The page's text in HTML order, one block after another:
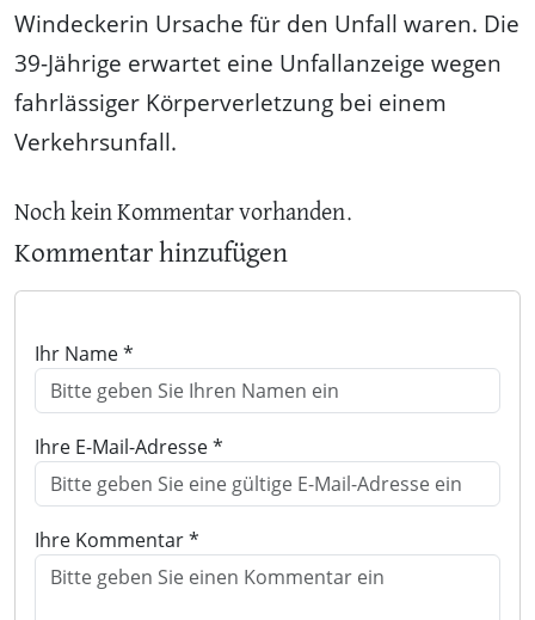
Windeckerin Ursache für den Unfall waren. Die
39-Jährige erwartet eine Unfallanzeige wegen
fahrlässiger Körperverletzung bei einem
Verkehrsunfall.
Noch kein Kommentar vorhanden.
Kommentar hinzufügen
Ihr Name *
Ihre E-Mail-Adresse *
Ihre Kommentar *